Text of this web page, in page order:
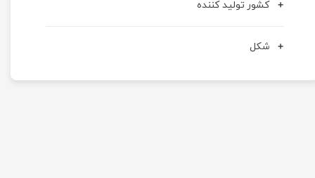
کشور تولید کننده
شکل